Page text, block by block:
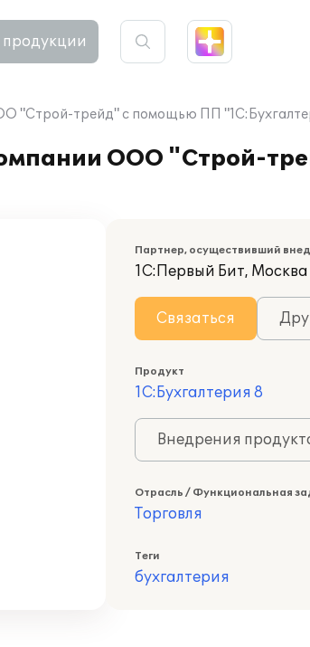
"Строй-трейд" с помощью ПП
ООО "Строй-
Партнер, осуществивший
1С:Первый Бит, Москва
Связаться
Продукт
1С:Бухгалтерия 8
Внедрения
Отрасль / Функциональная
Торговля
Теги
бухгалтерия